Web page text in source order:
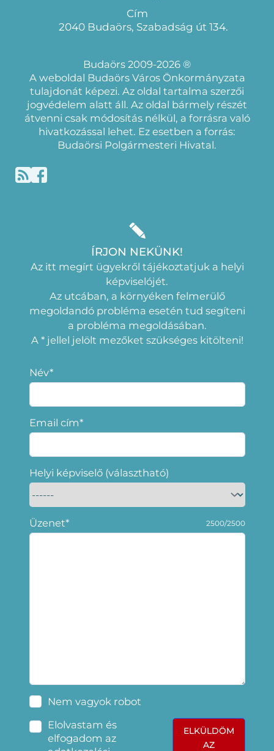
Cím
2040 Budaörs, Szabadság út 134.
Budaörs 2009-2026 ®
A weboldal Budaörs Város Önkormányzata
tulajdonát képezi. Az oldal tartalma szerzői
jogvédelem alatt áll. Az oldal bármely részét
átvenni csak módosítás nélkül, a forrásra való
hivatkozással lehet. Ez esetben a forrás:
Budaörsi Polgármesteri Hivatal.
ÍRJON NEKÜNK!
Az itt megírt ügyekről tájékoztatjuk a helyi
képviselójét.
Az utcában, a környéken felmerülő
megoldandó probléma esetén tud segíteni
a probléma megoldásában.
A * jellel jelölt mezőket szükséges kitölteni!
Név*
Email cím*
Helyi képviselő (választható)
Üzenet* 2500/2500
Nem vagyok robot
Elolvastam és
elfogadom az
ELKÜLDÖM
AZ